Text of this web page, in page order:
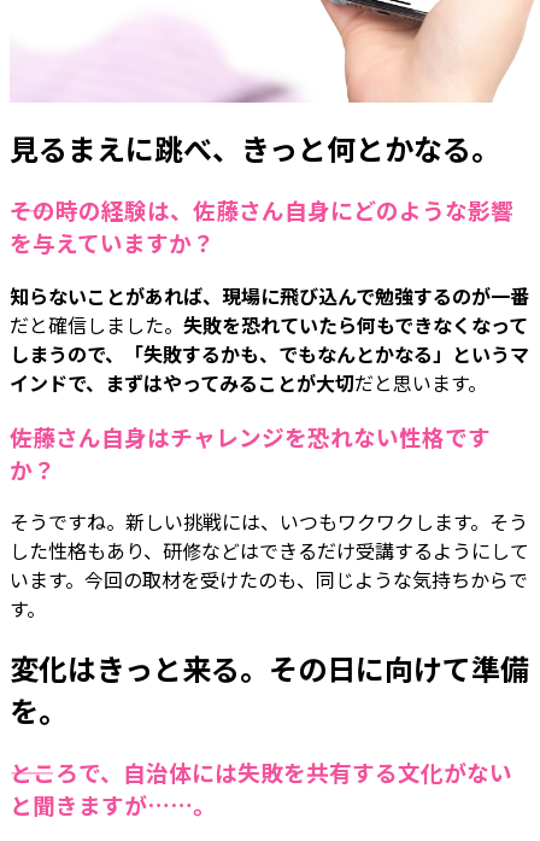
見るまえに跳べ、きっと何とかなる。
――その時の経験は、佐藤さん自身にどのような影響
を与えていますか？
知らないことがあれば、現場に飛び込んで勉強するのが一番
だと確信しました。 失敗を恐れていたら何もできなくなって
しまうので、「失敗するかも、でもなんとかなる」というマ
インドで、まずはやってみることが大切だと思います。
――佐藤さん自身はチャレンジを恐れない性格です
か？
そうですね。新しい挑戦には、いつもワクワクします。そう
した性格もあり、研修などはできるだけ受講するようにして
います。今回の取材を受けたのも、同じような気持ちからで
す。
変化はきっと来る。その日に向けて準備
を。
――ところで、自治体には失敗を共有する文化がない
と聞きますが……。